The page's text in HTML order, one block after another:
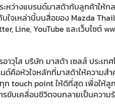
ว่างแบรนด์มาสด้ากับลูกค้าให้ก
บใจเหล่านี้บนสื่อของ Mazda
Line, YouTube และเว็บไซต์
วุโส บริษัท มาสด้า เซลส์ ประเท
คือหัวใจหลักที่มาสด้าให้ความส
ก touch point ให้ดีที่สุด เพื่อให้ลู
ขับเคลื่อนชีวิตจนกลายเป็นควา